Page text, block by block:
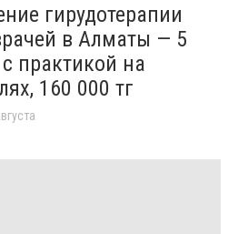
гирудотерапии
в Алматы — 5
практикой на
160 000 тг